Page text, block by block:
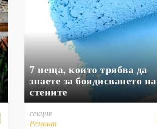
7 неща, които трябва да
знаете за боядисването на
стените
секция
Ремонт